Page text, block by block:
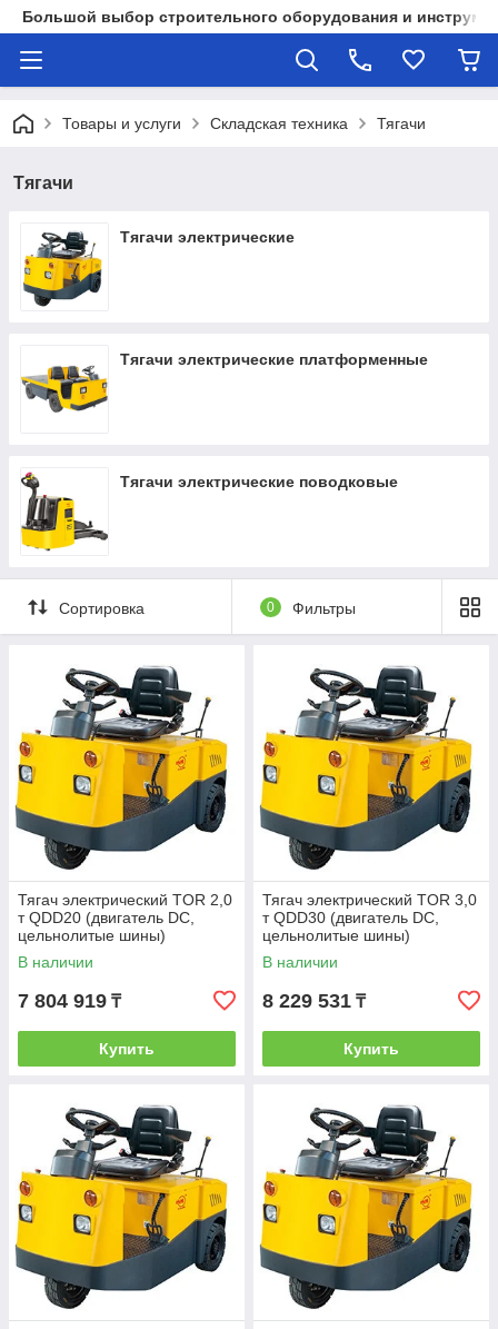
Большой выбор строительного оборудования и
Товары и услуги Складская техника Тягачи
Тягачи
Тягачи электрические
Тягачи электрические платформенные
Тягачи электрические поводковые
Сортировка 0 Фильтры
Тягач электрический TOR 2,0
т QDD20 (двигатель DC,
цельнолитые шины)
В наличии
7 804 919 ₸
Купить
Тягач электрический TOR 3,0
т QDD30 (двигатель DC,
цельнолитые шины)
В наличии
8 229 531 ₸
Купить